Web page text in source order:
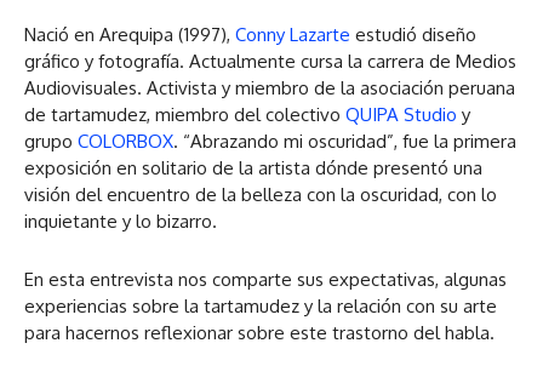
Nació en Arequipa (1997), Conny Lazarte estudió diseño
gráfico y fotografía. Actualmente cursa la carrera de Medios
Audiovisuales. Activista y miembro de la asociación peruana
de tartamudez, miembro del colectivo QUIPA Studio y
grupo COLORBOX. “Abrazando mi oscuridad”, fue la primera
exposición en solitario de la artista dónde presentó una
visión del encuentro de la belleza con la oscuridad, con lo
inquietante y lo bizarro.
En esta entrevista nos comparte sus expectativas, algunas
experiencias sobre la tartamudez y la relación con su arte
para hacernos reflexionar sobre este trastorno del habla.